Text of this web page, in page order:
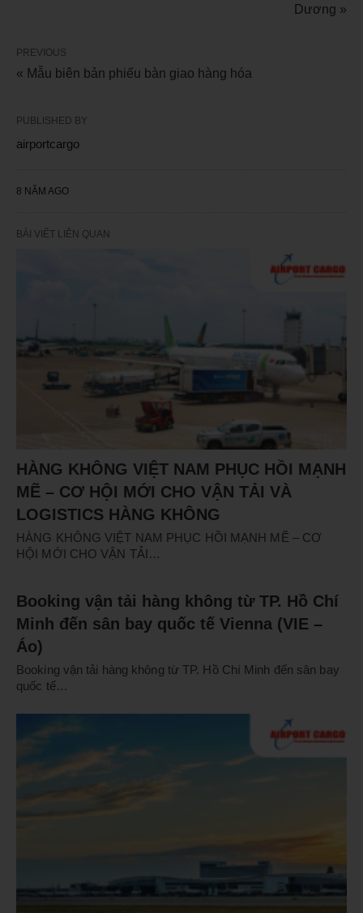
Dương »
PREVIOUS
« Mẫu biên bản phiếu bàn giao hàng hóa
PUBLISHED BY
airportcargo
8 NĂM AGO
BÀI VIẾT LIÊN QUAN
HÀNG KHÔNG VIỆT NAM PHỤC HỒI MẠNH
MẼ – CƠ HỘI MỚI CHO VẬN TẢI VÀ
LOGISTICS HÀNG KHÔNG
HÀNG KHÔNG VIỆT NAM PHỤC HỒI MẠNH MẼ – CƠ
HỘI MỚI CHO VẬN TẢI…
Booking vận tải hàng không từ TP. Hồ Chí
Minh đến sân bay quốc tế Vienna (VIE –
Áo)
Booking vận tải hàng không từ TP. Hồ Chí Minh đến sân bay
quốc tế…